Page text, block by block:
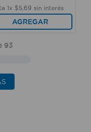
1x $5 69 sin interés
AGREGAR
93